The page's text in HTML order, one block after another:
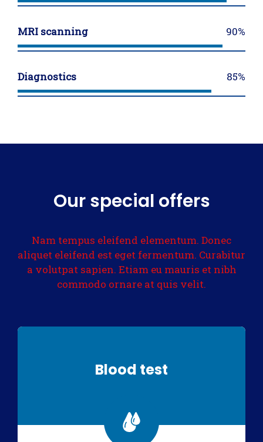
MRI scanning 90%
Diagnostics 85%
Our special offers
Nam tempus eleifend elementum. Donec
aliquet eleifend est eget fermentum. Curabitur
a volutpat sapien. Etiam eu mauris et nibh
commodo ornare at quis velit.
Blood test